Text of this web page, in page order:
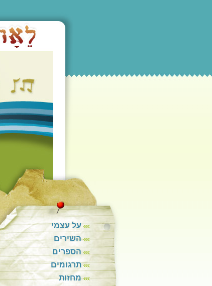
על עצמי
השירים
הספרים
תרגומים
מחזות